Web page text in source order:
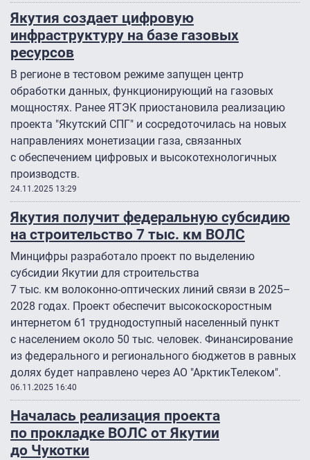
Якутия создает цифровую
инфраструктуру на базе газовых
ресурсов
В регионе в тестовом режиме запущен центр
обработки данных, функционирующий на газовых
мощностях. Ранее ЯТЭК приостановила реализацию
проекта "Якутский СПГ" и сосредоточилась на новых
направлениях монетизации газа, связанных
с обеспечением цифровых и высокотехнологичных
производств.
24.11.2025 13:29
Якутия получит федеральную субсидию
на строительство 7 тыс. км ВОЛС
Минцифры разработало проект по выделению
субсидии Якутии для строительства
7 тыс. км волоконно-оптических линий связи в 2025–
2028 годах. Проект обеспечит высокоскоростным
интернетом 61 труднодоступный населенный пункт
с населением около 50 тыс. человек. Финансирование
из федерального и регионального бюджетов в равных
долях будет направлено через АО "АрктикТелеком".
06.11.2025 16:40
Началась реализация проекта
по прокладке ВОЛС от Якутии
до Чукотки